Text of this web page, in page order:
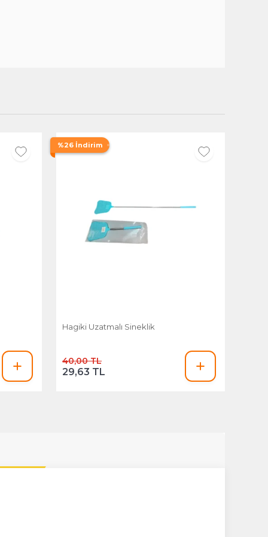
%26 İndirim
Hagiki Uzatmalı Sineklik
40,00 TL
29,63 TL